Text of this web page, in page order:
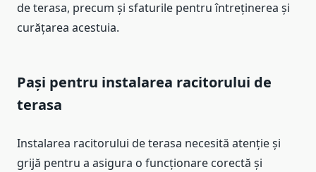
de terasa, precum și sfaturile pentru întreținerea și
curățarea acestuia.
Pași pentru instalarea racitorului de
terasa
Instalarea racitorului de terasa necesită atenție și
grijă pentru a asigura o funcționare corectă și